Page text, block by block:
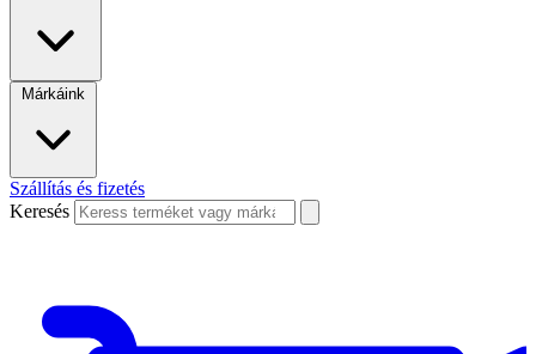
Márkáink
Szállítás és fizetés
Keresés